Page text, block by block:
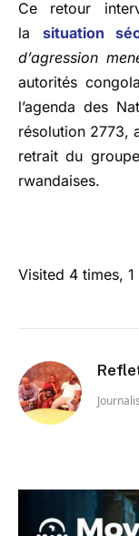
Ce retour
la situation
d’agression
autorités
l’agenda des
résolution 2773,
retrait du
rwandaises.
Visited 4 times,